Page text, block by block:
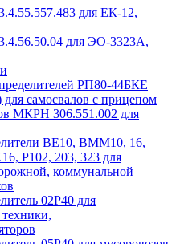
для ЕК-12,
для ЭО-3323А,
РП80-44БКЕ
для самосвалов с прицепом
МКРН 306.551.002 для
ВЕ10, ВММ10, 16,
Р102, 203, 323 для
коммунальной
02Р40 для